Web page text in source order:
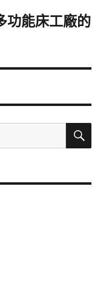
功能床工廠的
搜